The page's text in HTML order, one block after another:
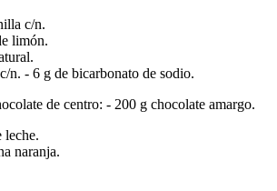
c/n.
limón.
n. - 6 g de bicarbonato de sodio.
de centro: - 200 g chocolate amargo.
leche.
naranja.